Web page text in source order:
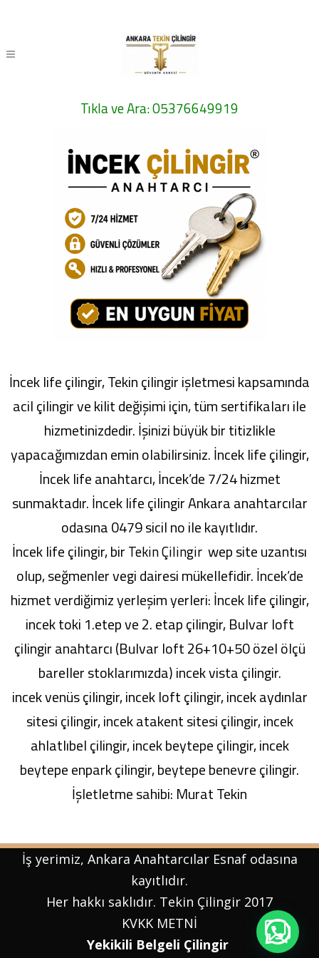
Tıkla ve Ara: 05376649919
İncek life çilingir, Tekin çilingir işletmesi kapsamında
acil çilingir ve kilit değişimi için, tüm sertifikaları ile
hizmetinizdedir. İşinizi büyük bir titizlikle
yapacağımızdan emin olabilirsiniz. İncek life çilingir,
İncek life anahtarcı, İncek’de 7/24 hizmet
sunmaktadır. İncek life çilingir Ankara anahtarcılar
odasına 0479 sicil no ile kayıtlıdır.
İncek life çilingir, bir Tekin Çilingir wep site uzantısı
olup, seğmenler vegi dairesi mükellefidir. İncek’de
hizmet verdiğimiz yerleşim yerleri: İncek life çilingir,
incek toki 1.etep ve 2. etap çilingir, Bulvar loft
çilingir anahtarcı (Bulvar loft 26+10+50 özel ölçü
bareller stoklarımızda) incek vista çilingir.
incek venüs çilingir, incek loft çilingir, incek aydınlar
sitesi çilingir, incek atakent sitesi çilingir, incek
ahlatlıbel çilingir, incek beytepe çilingir, incek
beytepe enpark çilingir, beytepe benevre çilingir.
İşletletme sahibi: Murat Tekin
İş yerimiz, Ankara Anahtarcılar Esnaf odasına
kayıtlıdır.
Her hakkı saklıdır. Tekin Çilingir 2017
KVKK METNİ
Yekikili Belgeli Çilingir